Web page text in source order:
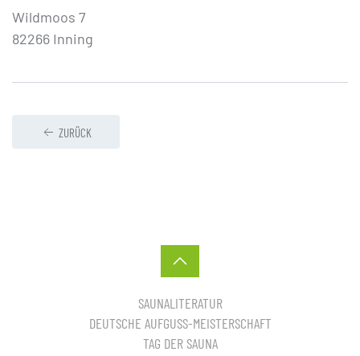
Wildmoos 7
82266 Inning
ZURÜCK
SAUNALITERATUR
DEUTSCHE AUFGUSS-MEISTERSCHAFT
TAG DER SAUNA